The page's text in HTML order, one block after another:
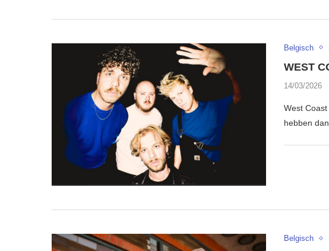
Belgisch
WEST
14/03/2026
West
hebben
Belgisch